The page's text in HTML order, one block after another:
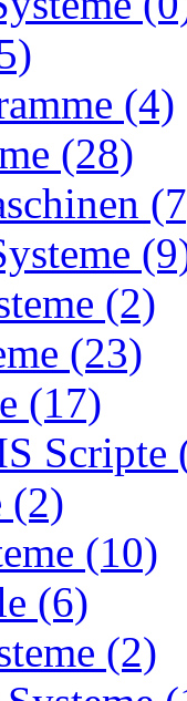
(4)
(28)
(2)
(23)
(17)
Scripte
(2)
(10)
(6)
(2)